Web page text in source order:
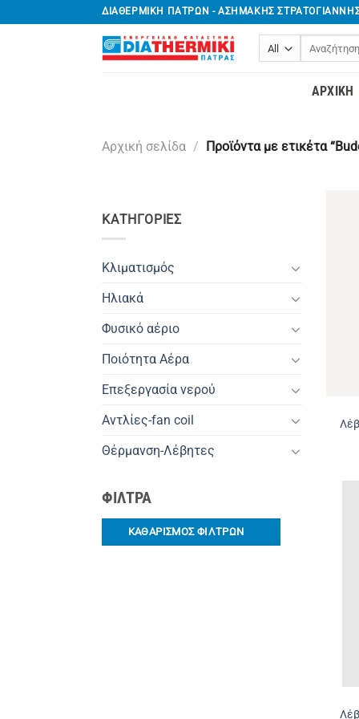
στο
ΔΙΑΘΕΡΜΙΚΗ ΠΑΤΡΩΝ - ΑΣΗΜΑΚΗΣ
Αναζήτηση
για:
ΑΡΧΙΚΉ
Αρχική σελίδα / Προϊόντα με ετικέτα
ΚΑΤΗΓΟΡΊΕΣ
Κλιματισμός
Ηλιακά
Φυσικό αέριο
Ποιότητα Αέρα
Επεξεργασία νερού
Αντλίες-fan coil
Θέρμανση-Λέβητες
ΦΙΛΤΡΑ
ΚΑΘΑΡΙΣΜΟΣ ΦΙΛΤΡΩΝ